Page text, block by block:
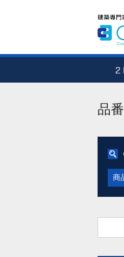
品
商